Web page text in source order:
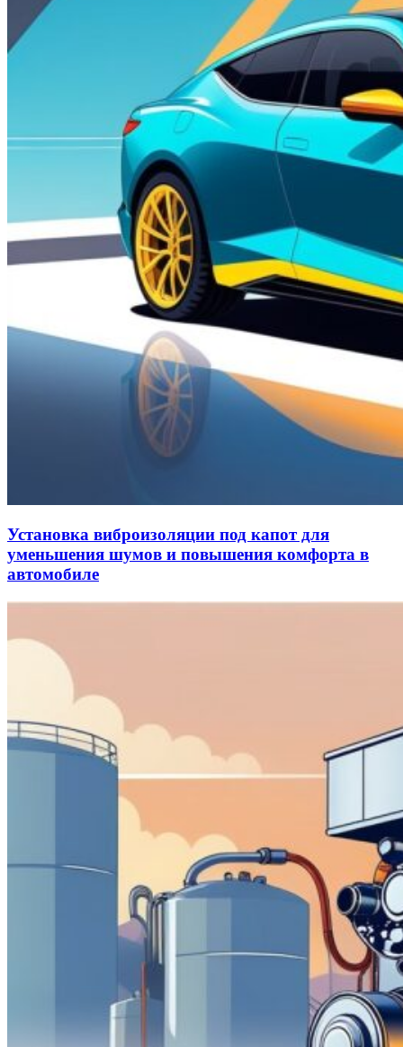
Установка виброизоляции под капот для
уменьшения шумов и повышения комфорта в
автомобиле